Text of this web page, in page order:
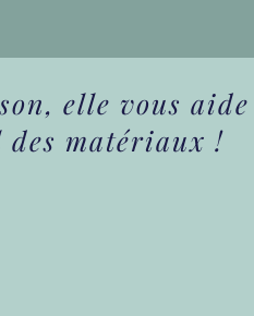
elle vous
des matériaux !